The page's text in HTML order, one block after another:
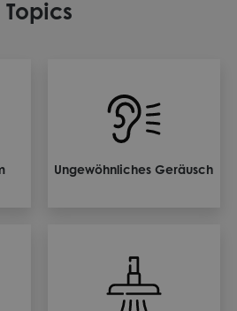
Topics
Ungewöhnliches Geräusch